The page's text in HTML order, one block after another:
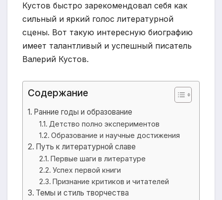
Кустов быстро зарекомендовал себя как
сильный и яркий голос литературной
сцены. Вот такую интересную биографию
имеет талантливый и успешный писатель
Валерий Кустов.
Содержание
Ранние годы и образование
Детство полно экспериментов
Образование и научные достижения
Путь к литературной славе
Первые шаги в литературе
Успех первой книги
Признание критиков и читателей
Темы и стиль творчества